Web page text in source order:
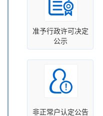
准予行政许可决定
公示
非正常户认定公告